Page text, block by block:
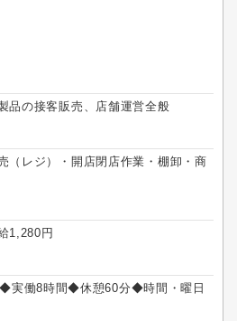
品の接客販売、店舗運営全般
（レジ）・開店閉店作業・棚卸・商
1,280円
実働8時間◆休憩60分◆時間・曜日